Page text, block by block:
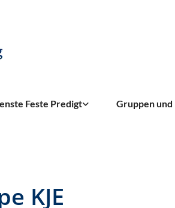
Feste Predigt Gruppen und
KJE